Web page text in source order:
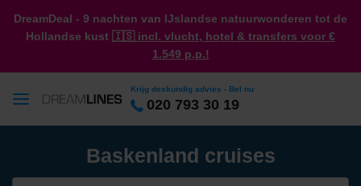
DreamDeal - 9 nachten van IJslandse natuurwonderen tot de
Hollandse kust 🇮🇸 incl. vlucht, hotel & transfers voor €
1.549 p.p.!
Krijg deskundig advies - Bel nu
020 793 30 19
Baskenland cruises